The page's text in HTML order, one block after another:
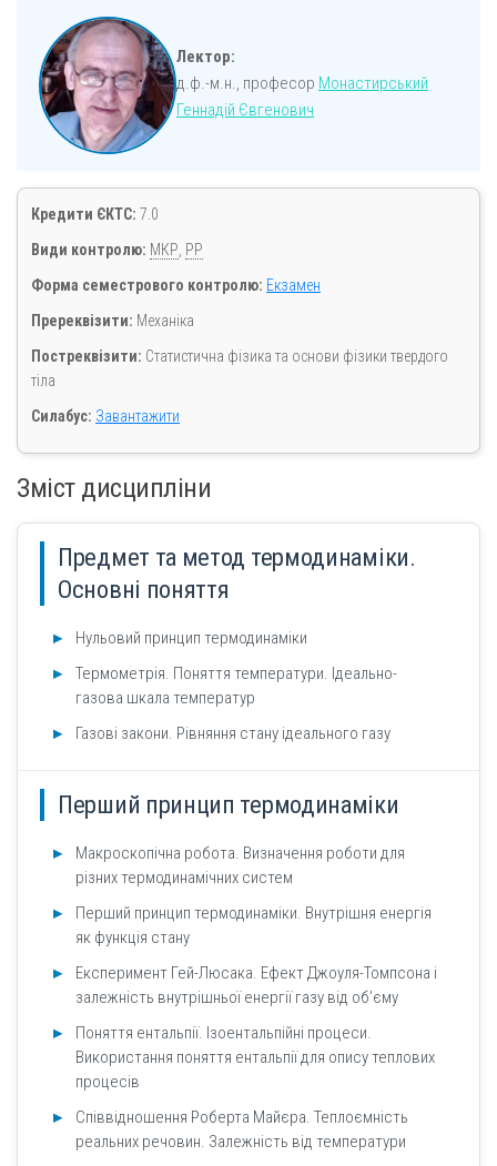
Лектор:
д.ф.-м.н., професор Монастирський
Геннадій Євгенович
Кредити ЄКТС: 7.0
Види контролю: МКР РР
Форма семестрового контролю: Екзамен
Пререквізити: Механіка
Постреквізити: Статистична фізика та основи фізики твердого
тіла
Силабус: Завантажити
Зміст дисципліни
Предмет та метод термодинаміки.
Основні поняття
Нульовий принцип термодинаміки
Термометрія. Поняття температури. Ідеально-
газова шкала температур
Газові закони. Рівняння стану ідеального газу
Перший принцип термодинаміки
Макроскопічна робота. Визначення роботи для
різних термодинамічних систем
Перший принцип термодинаміки. Внутрішня енергія
як функція стану
Експеримент Гей-Люсака. Ефект Джоуля-Томпсона і
залежність внутрішньої енергії газу від об’єму
Поняття ентальпії. Ізоентальпійні процеси.
Використання поняття ентальпії для опису теплових
процесів
Співвідношення Роберта Майєра. Теплоємність
реальних речовин. Залежність від температури